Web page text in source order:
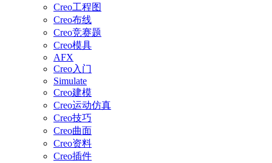
Creo工程图
Creo布线
Creo竞赛题
Creo模具
AFX
Creo入门
Simulate
Creo建模
Creo运动仿真
Creo技巧
Creo曲面
Creo资料
Creo插件